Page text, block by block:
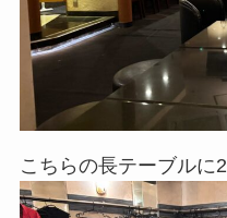
こちらの長テーブルに